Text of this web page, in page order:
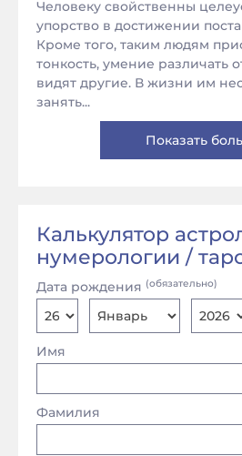
Человеку свойственны
упорство в достижении
Кроме того, таким людям
тонкость, умение различать
видят другие. В жизни им
занять...
Показать
Калькулятор
нумерологии /
Имя
Фамилия
Дата рождения (обязательно)